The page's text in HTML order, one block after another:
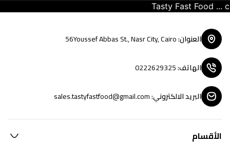
Tasty Fast Food ...
العنوان:
56Youssef Abbas St., Nasr City, Cairo
الهاتف:
0222629325
البريد الالكتروني:
sales.tastyfastfood@gmail.com
الأقسام